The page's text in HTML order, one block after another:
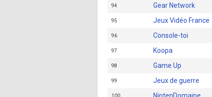
94 Gear Network
95 Jeux Vidéo France
96 Console-toi
97 Koopa
98 Game Up
99 Jeux de guerre
100